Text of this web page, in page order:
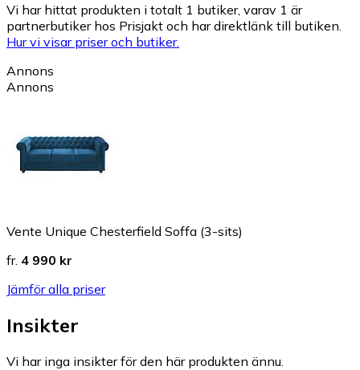
Vi har hittat produkten i totalt 1 butiker, varav 1 är
partnerbutiker hos Prisjakt och har direktlänk till butiken.
Hur vi visar priser och butiker.
Annons
Annons
Vente Unique Chesterfield Soffa (3-sits)
fr. 4 990 kr
Jämför alla priser
Insikter
Vi har inga insikter för den här produkten ännu.